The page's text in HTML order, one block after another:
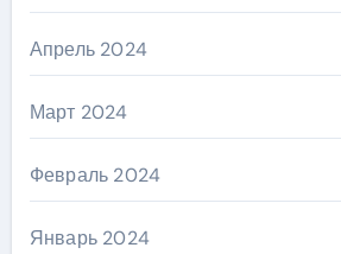
Апрель 2024
Март 2024
Февраль 2024
Январь 2024